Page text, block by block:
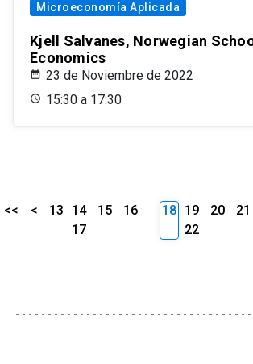
Microeconomía Aplicada
Kjell Salvanes, Norwegian
Economics
23 de Noviembre de 2022
15:30 a 17:30
<< < 13 14 15
16
17
18 19 20
21
22